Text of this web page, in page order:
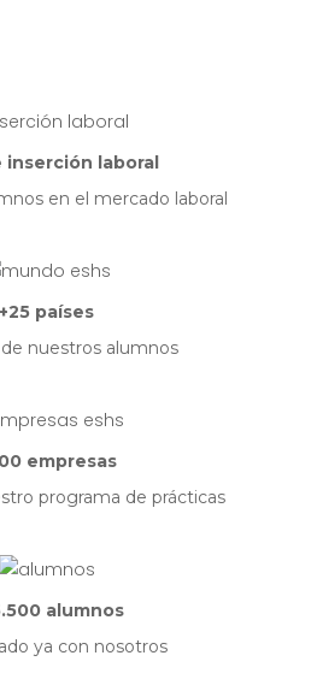
inserción laboral
en el mercado laboral
+25 países
nuestros alumnos
empresas
programa de prácticas
alumnos
ya con nosotros